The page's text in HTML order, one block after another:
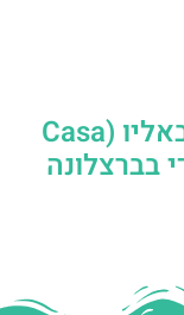
סיור אודיו עצמאי בקאזה באליו (Casa